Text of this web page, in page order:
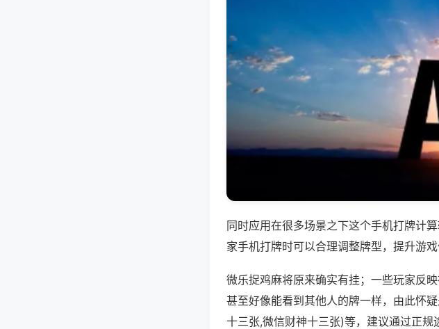
同时应用在很多场景之下这个手机打牌计
家手机打牌时可以合理调整牌型，提升游
微乐捉鸡麻将原来确实有挂；一些玩家反
甚至好像能看到其他人的牌一样，由此怀
十三张,微信财神十三张)等，建议通过正规